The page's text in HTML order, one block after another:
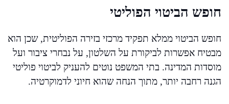
חופש הביטוי הפוליטי
חופש הביטוי ממלא תפקיד מרכזי בזירה הפוליטית, שכן הוא
מבטיח אפשרות לביקורת על השלטון, על נבחרי ציבור ועל
מוסדות המדינה. בתי המשפט נוטים להעניק לביטוי פוליטי
הגנה רחבה יותר, מתוך הנחה שהוא חיוני לדמוקרטיה.